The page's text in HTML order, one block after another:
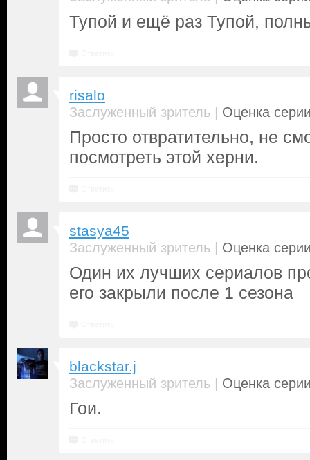
Тупой и ещё раз Тупой,
risalo
Заслуженный зритель | Оценка
Просто отвратительно, не
посмотреть этой херни.
stasya45
Заслуженный зритель | Оценка
Один их лучших сериалов
его закрыли после 1 сезона
blackstar.j
Заслуженный зритель | Оценка
Гои.